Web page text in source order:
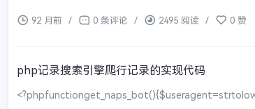
92 月前 / 0 条评论 / 2495 阅读 / 0 赞
php记录搜索引擎爬行记录的实现代码